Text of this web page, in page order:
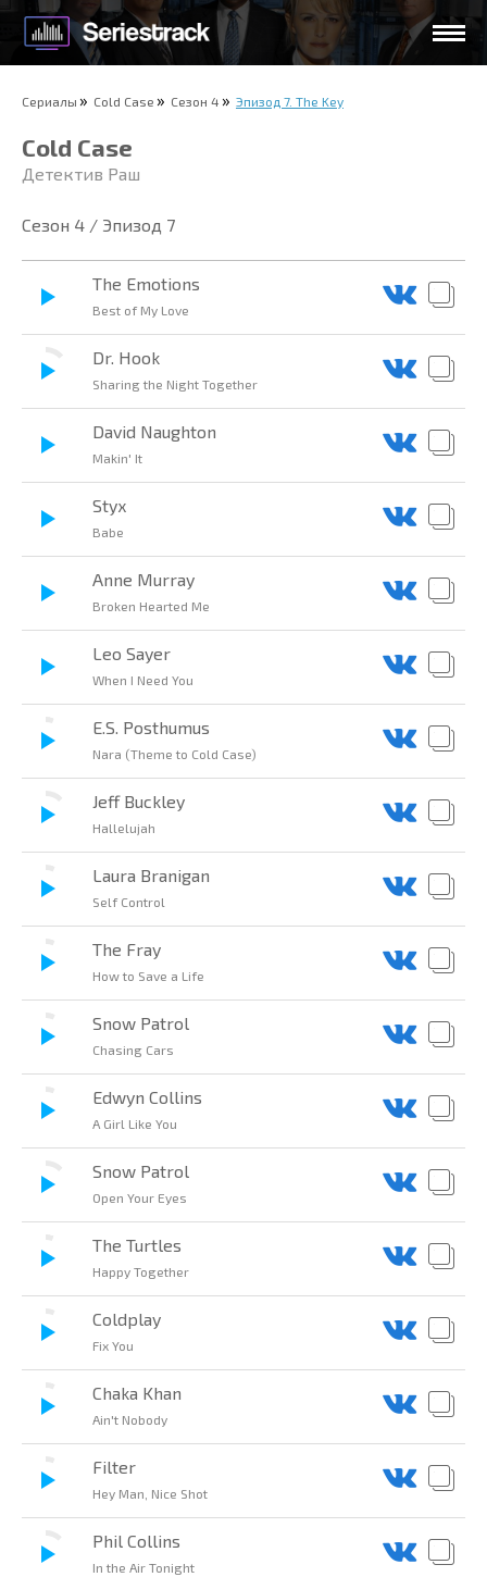
Сериалы Cold Case Сезон 4 Эпизод 7. The Key
Cold Case
Детектив Раш
Сезон 4 / Эпизод 7
The Emotions
Best of My Love
Dr. Hook
Sharing the Night Together
David Naughton
Makin' It
Styx
Babe
Anne Murray
Broken Hearted Me
Leo Sayer
When I Need You
E.S. Posthumus
Nara (Theme to Cold Case)
Jeff Buckley
Hallelujah
Laura Branigan
Self Control
The Fray
How to Save a Life
Snow Patrol
Chasing Cars
Edwyn Collins
A Girl Like You
Snow Patrol
Open Your Eyes
The Turtles
Happy Together
Coldplay
Fix You
Chaka Khan
Ain't Nobody
Filter
Hey Man, Nice Shot
Phil Collins
In the Air Tonight